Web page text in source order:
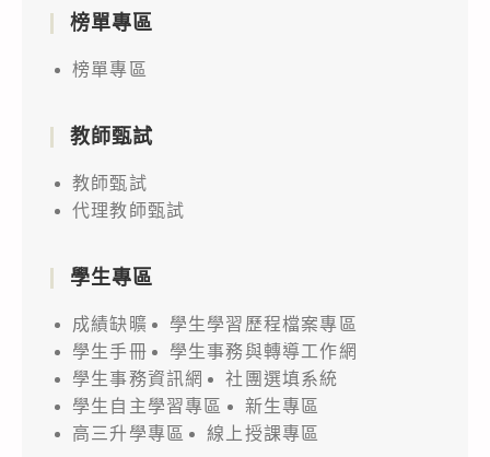
榜單專區
榜單專區
教師甄試
教師甄試
代理教師甄試
學生專區
成績缺曠
學生學習歷程檔案專區
學生手冊
學生事務與轉導工作網
學生事務資訊網
社團選填系統
學生自主學習專區
新生專區
高三升學專區
線上授課專區